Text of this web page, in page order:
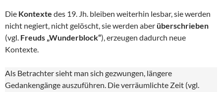
Die Kontexte des 19. Jh. bleiben weiterhin lesbar, sie werden
nicht negiert, nicht gelöscht, sie werden aberüberschrieben
(vgl. Freuds „Wunderblock“), erzeugen dadurch neue
Kontexte.
Als Betrachter sieht man sich gezwungen, längere
Gedankengänge auszuführen. Die verräumlichte Zeit (vgl.